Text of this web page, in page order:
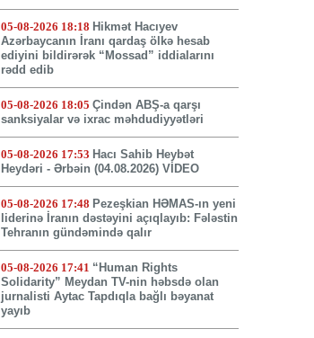
05-08-2026 18:18 Hikmət Hacıyev
Azərbaycanın İranı qardaş ölkə hesab
ediyini bildirərək “Mossad” iddialarını
rədd edib
05-08-2026 18:05 Çindən ABŞ-a qarşı
sanksiyalar və ixrac məhdudiyyətləri
05-08-2026 17:53 Hacı Sahib Heybət
Heydəri - Ərbəin (04.08.2026) VİDEO
05-08-2026 17:48 Pezeşkian HƏMAS-ın yeni
liderinə İranın dəstəyini açıqlayıb: Fələstin
Tehranın gündəmində qalır
05-08-2026 17:41 “Human Rights
Solidarity” Meydan TV-nin həbsdə olan
jurnalisti Aytac Tapdıqla bağlı bəyanat
yayıb